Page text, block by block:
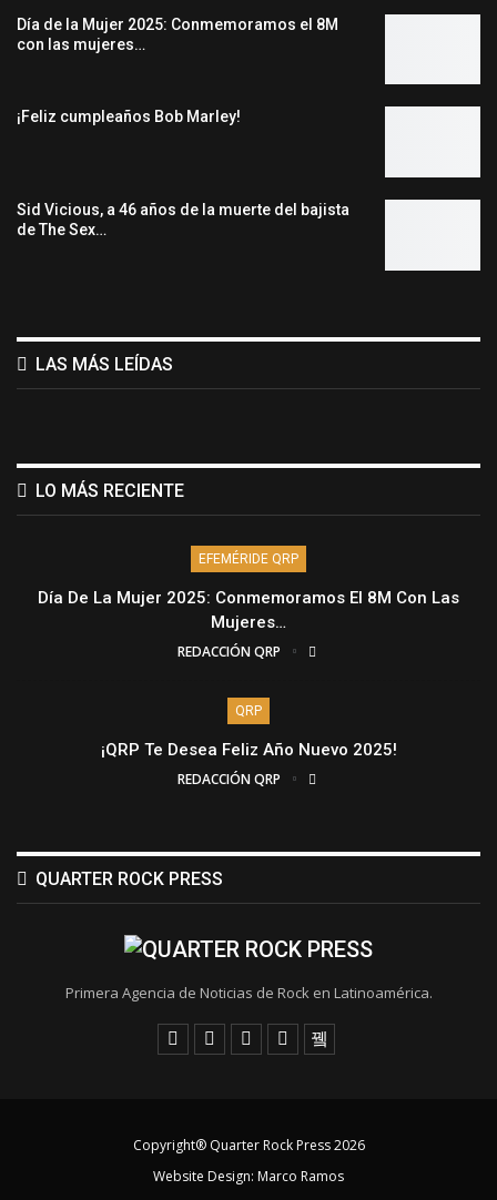
Día de la Mujer 2025: Conmemoramos el 8M
con las mujeres…
¡Feliz cumpleaños Bob Marley!
Sid Vicious, a 46 años de la muerte del bajista
de The Sex…
LAS MÁS LEÍDAS
LO MÁS RECIENTE
EFEMÉRIDE QRP
Día De La Mujer 2025: Conmemoramos El 8M Con Las
Mujeres…
REDACCIÓN QRP
QRP
¡QRP Te Desea Feliz Año Nuevo 2025!
REDACCIÓN QRP
QUARTER ROCK PRESS
Primera Agencia de Noticias de Rock en Latinoamérica.
Copyright® Quarter Rock Press 2026
Website Design: Marco Ramos